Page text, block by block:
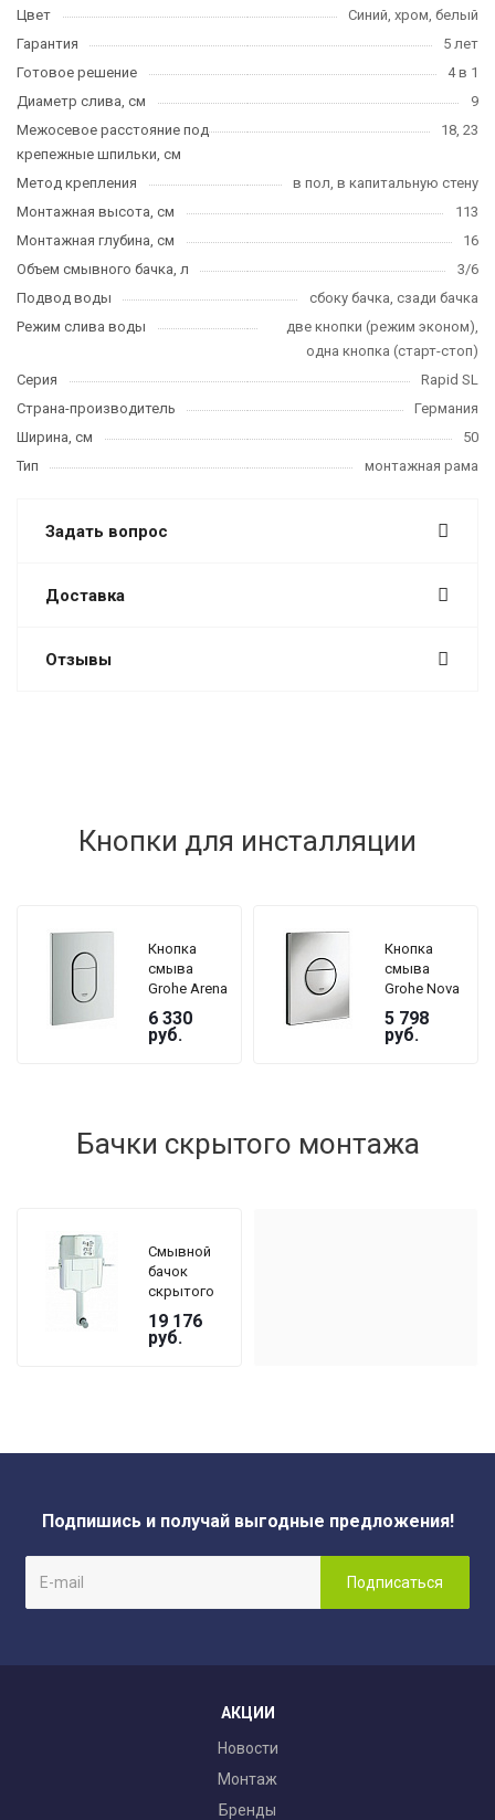
Цвет
Синий, хром, белый
Гарантия
5 лет
Готовое решение
4 в 1
Диаметр слива, см
9
Межосевое расстояние под
крепежные шпильки, см
18, 23
Метод крепления
в пол, в капитальную стену
Монтажная высота, см
113
Монтажная глубина, см
16
Объем смывного бачка, л
3/6
Подвод воды
сбоку бачка, сзади бачка
Режим слива воды
две кнопки (режим эконом),
одна кнопка (старт-стоп)
Серия
Rapid SL
Страна-производитель
Германия
Ширина, см
50
Тип
монтажная рама
Задать вопрос
Доставка
Отзывы
Кнопки для инсталляции
Кнопка
смыва
Grohe Arena
Cosmopolitan
38844P00
хром
6 330
руб.
Кнопка
смыва
Grohe Nova
Cosmopolitan
38765000
хром
5 798
руб.
Бачки скрытого монтажа
Смывной
бачок
скрытого
монтажа
Grohe GD2
38661000
19 176
руб.
Подпишись и получай выгодные предложения!
АКЦИИ
Новости
Монтаж
Бренды